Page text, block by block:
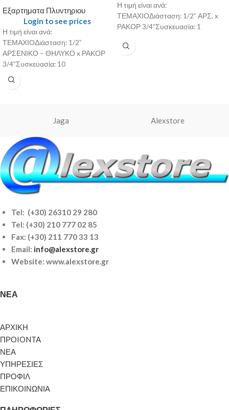
Εξαρτηματα Πλυντηριου
Login to see prices
Η τιμή είναι ανά:
ΤΕΜΑΧΙΟΔιάσταση: 1/2”
ΑΡΣΕΝΙΚΟ – ΘΗΛΥΚΟ x ΡΑΚΟΡ
3/4”Συσκευασία: 10
Η τιμή είναι ανά:
ΤΕΜΑΧΙΟΔιάσταση: 1/2” ΑΡΣ. x
ΡΑΚΟΡ 3/4”Συσκευασία: 1
Jaga Alexstore
Tel: (+30) 26310 29 280
Tel: (+30) 210 777 02 85
Fax: (+30) 211 770 33 13
Email: info@alexstore.gr
Website: www.alexstore.gr
ΝΈΑ
ΑΡΧΙΚΗ
ΠΡΟIONTA
ΝΕΑ
ΥΠΗΡΕΣΙΕΣ
ΠΡΟΦΙΛ
ΕΠΙΚΟΙΝΩΝΙΑ